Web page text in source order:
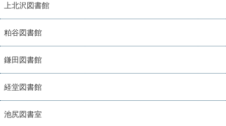
上北沢図書館
粕谷図書館
鎌田図書館
経堂図書館
池尻図書室